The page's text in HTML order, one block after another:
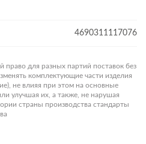
4690311117076
право для разных партий поставок без
комплектующие части изделия
не влияя при этом на основные
улучшая их, а также, не нарушая
страны производства стандарты